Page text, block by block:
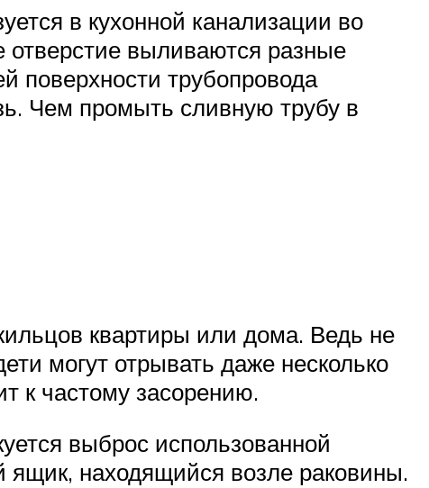
в кухонной канализации во
отверстие выливаются разные
поверхности трубопровода
Чем промыть сливную трубу в
квартиры или дома. Ведь не
могут отрывать даже несколько
к частому засорению.
выброс использованной
ящик, находящийся возле раковины.